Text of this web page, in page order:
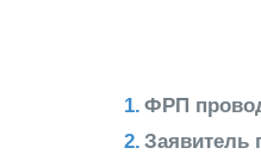
ФРП
Заявитель